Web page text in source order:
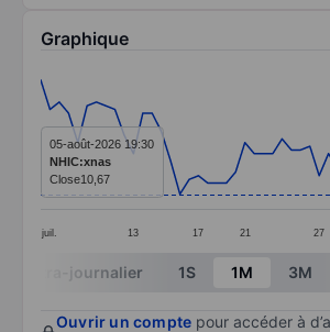
Graphique
Line chart with 42 data points.
The chart has 1 X axis displaying
The chart has 1 Y axis displaying
juil. 13 17 21 27
05-août-2026 19:30
NHIC:xnas
Close10,67
End of interactive chart.
Intra-journalier 1S 1M 3M
Ouvrir un compte pour accéder à